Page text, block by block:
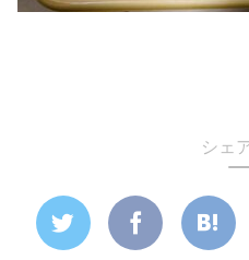
シェ